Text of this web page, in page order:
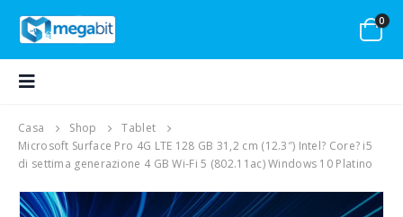
0
Casa Shop
Tablet
Microsoft Surface Pro 4G LTE 128 GB 31,2 cm (12.3″) Intel? Core? i5
di settima generazione 4 GB Wi-Fi 5 (802.11ac) Windows 10 Platino